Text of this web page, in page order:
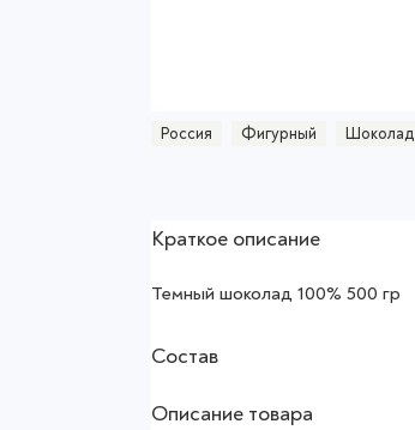
Россия Фигурный Шоколад
Краткое описание
Темный шоколад 100% 500 гр
Состав
Описание товара